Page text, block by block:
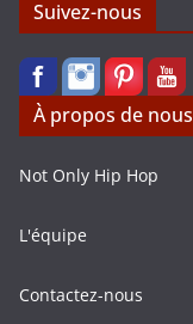
Suivez-nous
À propos de nous
Not Only Hip Hop
L'équipe
Contactez-nous